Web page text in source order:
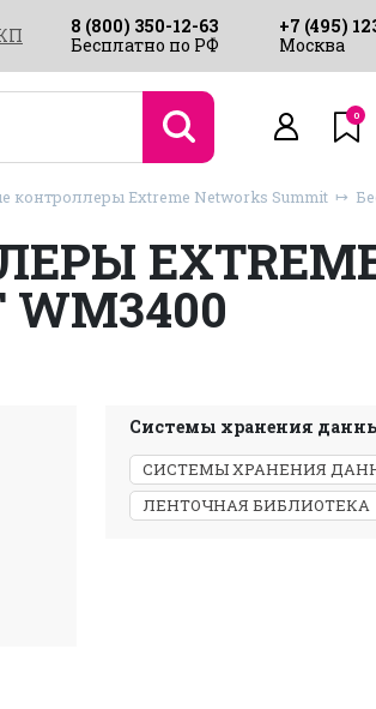
8 (800) 350-12-63
Бесплатно по РФ
+7 (495)
Москва
0
контроллеры Extreme Networks Summit
WM3400
Системы хранения
СИСТЕМЫ ХРАНЕНИЯ
ЛЕНТОЧНАЯ БИБЛИОТЕКА